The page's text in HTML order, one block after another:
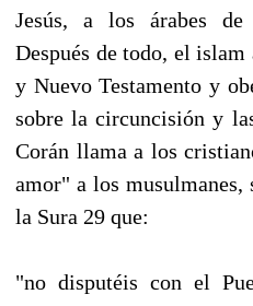
Jesús, a los árabes
Después de todo, el
y Nuevo Testamento y
sobre la circuncisión y
Corán llama a los
amor" a los musulmanes,
la Sura 29 que:
"no disputéis con el